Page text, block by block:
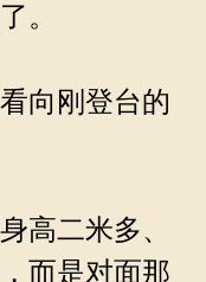
。
向刚登台的
高二米多、
而是对面那